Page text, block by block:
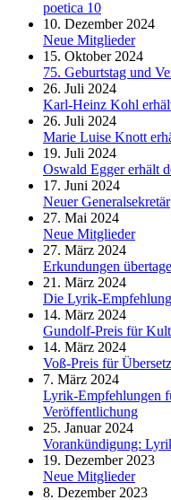
poetica 10
10. Dezember 2024
Neue Mitglieder
15. Oktober 2024
75. Geburtstag und
26. Juli 2024
Karl-Heinz Kohl
26. Juli 2024
Marie Luise Knott
19. Juli 2024
Oswald Egger erhält
17. Juni 2024
Neuer Generalsekretär
27. Mai 2024
Neue Mitglieder
27. März 2024
Erkundungen
21. März 2024
Die Lyrik-
14. März 2024
Gundolf-Preis für
14. März 2024
Voß-Preis für
7. März 2024
Lyrik-Empfehlungen
Veröffentlichung
25. Januar 2024
Vorankündigung:
19. Dezember 2023
Neue Mitglieder
8. Dezember 2023